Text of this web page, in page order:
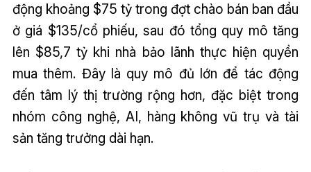
động khoảng $75 tỷ trong đợt chào bán ban đầu
ở giá $135/cổ phiếu, sau đó tổng quy mô tăng
lên $85,7 tỷ khi nhà bảo lãnh thực hiện quyền
mua thêm. Đây là quy mô đủ lớn để tác động
đến tâm lý thị trường rộng hơn, đặc biệt trong
nhóm công nghệ, AI, hàng không vũ trụ và tài
sản tăng trưởng dài hạn.